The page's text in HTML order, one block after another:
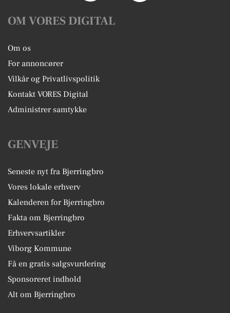
OM VORES DIGITAL
Om os
For annoncører
Vilkår og Privatlivspolitik
Kontakt VORES Digital
Administrer samtykke
GENVEJE
Seneste nyt fra Bjerringbro
Vores lokale erhverv
Kalenderen for Bjerringbro
Fakta om Bjerringbro
Erhvervsartikler
Viborg Kommune
Få en gratis salgsvurdering
Sponsoreret indhold
Alt om Bjerringbro